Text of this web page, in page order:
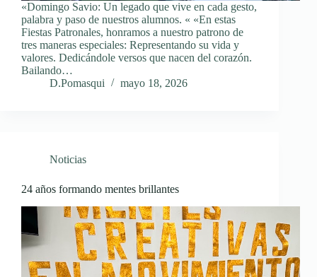
«Domingo Savio: Un legado que vive en cada gesto,
palabra y paso de nuestros alumnos. « «En estas
Fiestas Patronales, honramos a nuestro patrono de
tres maneras especiales: Representando su vida y
valores. Dedicándole versos que nacen del corazón.
Bailando…
D.Pomasqui
mayo 18, 2026
Noticias
24 años formando mentes brillantes